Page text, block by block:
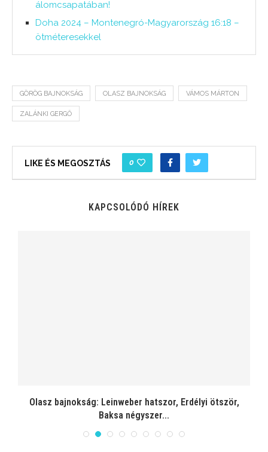
álomcsapatában!
Doha 2024 – Montenegró-Magyarország 16:18 –
ötméteresekkel
GÖRÖG BAJNOKSÁG OLASZ BAJNOKSÁG VÁMOS MÁRTON
ZALÁNKI GERGŐ
LIKE ÉS MEGOSZTÁS 0
KAPCSOLÓDÓ HÍREK
Olasz bajnokság: Leinweber hatszor, Erdélyi ötször,
Baksa négyszer...